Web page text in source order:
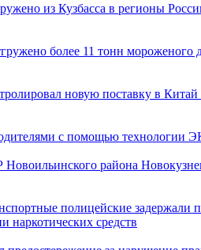
из Кузбасса в регионы
более 11 тонн мороженого
новую поставку в Китай
с помощью технологии
района
полицейские задержали
наркотических средств